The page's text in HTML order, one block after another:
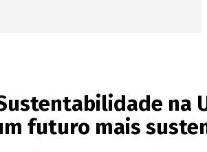
na
futuro mais